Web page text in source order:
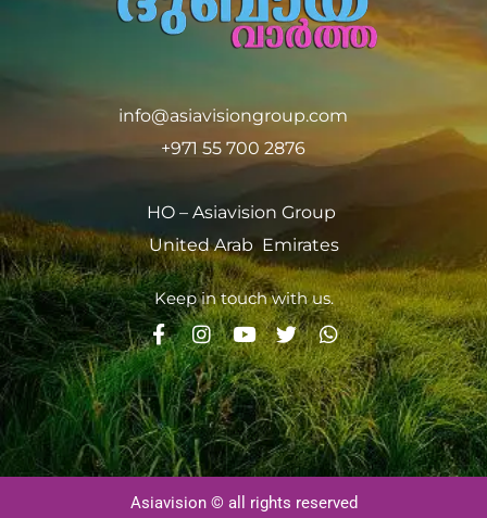
info@asiavisiongroup.com
+971 55 700 2876
HO – Asiavision Group
United Arab Emirates
Keep in touch with us.
Asiavision © all rights reserved